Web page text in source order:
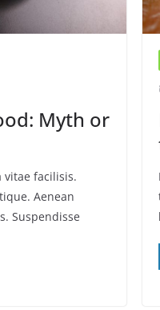
Myth or
vitae facilisis.
Aenean
Suspendisse